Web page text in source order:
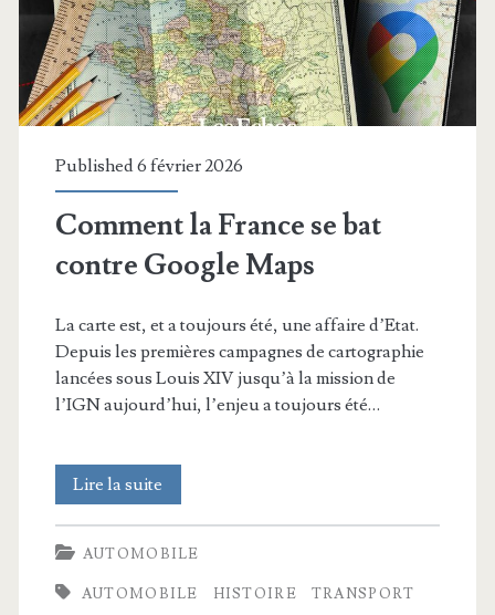
Published 6 février 2026
Comment la France se bat
contre Google Maps
La carte est, et a toujours été, une affaire d’Etat.
Depuis les premières campagnes de cartographie
lancées sous Louis XIV jusqu’à la mission de
l’IGN aujourd’hui, l’enjeu a toujours été…
Lire la suite
la
France
se
AUTOMOBILE
AUTOMOBILE HISTOIRE TRANSPORT